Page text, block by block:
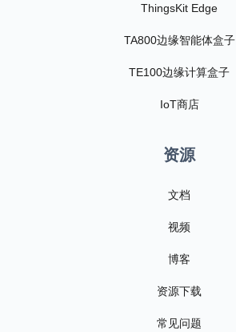
ThingsKit Edge
TA800边缘智能体盒子
TE100边缘计算盒子
IoT商店
资源
文档
视频
博客
资源下载
常见问题